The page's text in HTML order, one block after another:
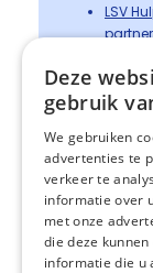
LSV
Folder:
IKNL:
Terug
Deel
Deze
gebruik
We gebruiken
advertenties te
verkeer te
informatie over
met onze
die deze
informatie die u